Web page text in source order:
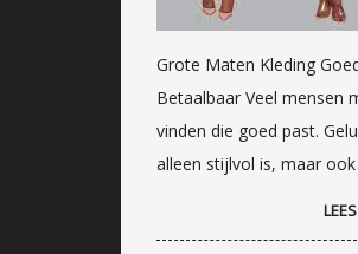
Grote Maten Kleding
Betaalbaar Veel mensen
vinden die goed past.
alleen stijlvol is, maar